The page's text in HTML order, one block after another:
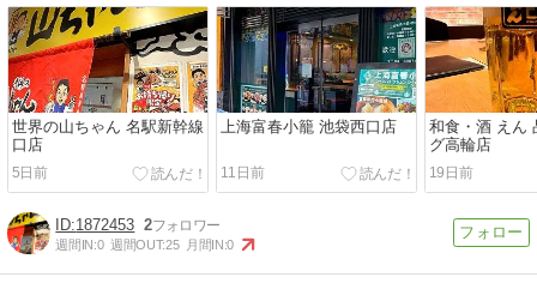
世界の山ちゃん 名駅新幹線
口店
5日前
上海富春小籠 池袋西口店
11日前
和食・酒 えん
グ高輪店
19日前
1872453 2
週間IN:0 週間OUT:25 月間IN:0